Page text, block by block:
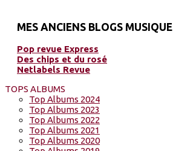
MES ANCIENS BLOGS MUSIQUE
Pop revue Express
Des chips et du rosé
Netlabels Revue
TOPS ALBUMS
Top Albums 2024
Top Albums 2023
Top Albums 2022
Top Albums 2021
Top Albums 2020